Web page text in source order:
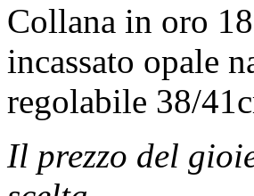
Collana in oro
incassato opale
regolabile 38/
Il prezzo del